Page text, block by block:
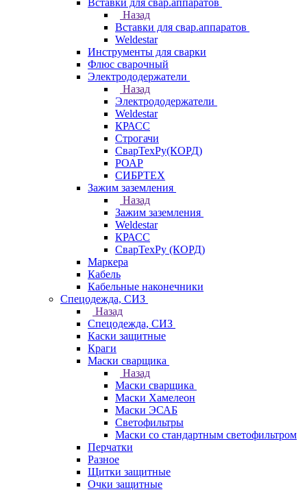
Вставки для свар.аппаратов
Назад
Вставки для свар.аппаратов
Weldestar
Инструменты для сварки
Флюс сварочный
Электрододержатели
Назад
Электрододержатели
Weldestar
КРАСС
Строгачи
СварТехРу(КОРД)
РОАР
СИБРТЕХ
Зажим заземления
Назад
Зажим заземления
Weldestar
КРАСС
СварТехРу (КОРД)
Маркера
Кабель
Кабельные наконечники
Спецодежда, СИЗ
Назад
Спецодежда, СИЗ
Каски защитные
Краги
Маски сварщика
Назад
Маски сварщика
Маски Хамелеон
Маски ЭСАБ
Светофильтры
Маски со стандартным светофильтром
Перчатки
Разное
Щитки защитные
Очки защитные